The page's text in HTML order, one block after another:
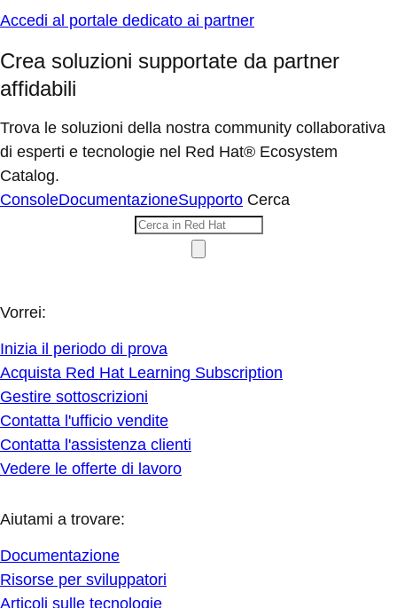
Accedi al portale dedicato ai partner
Crea soluzioni supportate da partner
affidabili
Trova le soluzioni della nostra community collaborativa
di esperti e tecnologie nel Red Hat® Ecosystem
Catalog.
ConsoleDocumentazioneSupporto Cerca
Vorrei:
Inizia il periodo di prova
Acquista Red Hat Learning Subscription
Gestire sottoscrizioni
Contatta l'ufficio vendite
Contatta l'assistenza clienti
Vedere le offerte di lavoro
Aiutami a trovare:
Documentazione
Risorse per sviluppatori
Articoli sulle tecnologie